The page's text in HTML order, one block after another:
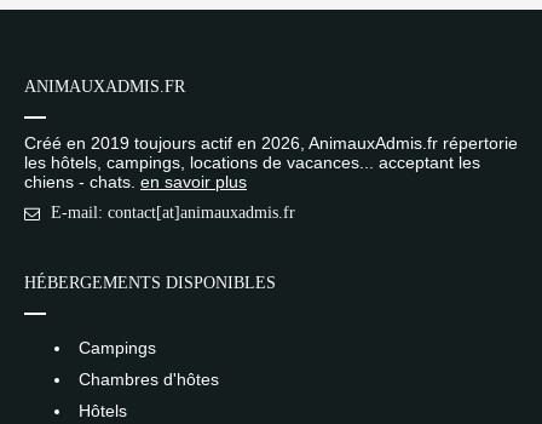
ANIMAUXADMIS.FR
Créé en 2019 toujours actif en 2026, AnimauxAdmis.fr répertorie
les hôtels, campings, locations de vacances... acceptant les
chiens - chats. en savoir plus
E-mail: contact[at]animauxadmis.fr
HÉBERGEMENTS DISPONIBLES
Campings
Chambres d'hôtes
Hôtels